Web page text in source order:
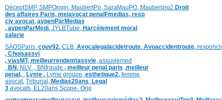
DéceptSMP, SMPOrigin, MaubertPo, SaraMauPO, Mauberpro2 Droit
des affaires Paris, meiavocat penalFmedias, resp
civ avocat, avpenParMedias
, avpenParMedi, JYLBTube, Harcèlement moral
salarie
SAOSParis, couv92, CLB, Avocalegalacidetroute, Avoaccidentroute,
, Choisassvi
, viasMT, meilleurrendemtassvie, assuviemed
, BN, NLV ,, BNfraude , meilleur penal paris ,meilleur
penal, , Lyme , Lyme groupe, esthetique2, femme
avocat, Tribunal, Medias20ans, Legal
3,avocats, EL20ans Scope- Orig